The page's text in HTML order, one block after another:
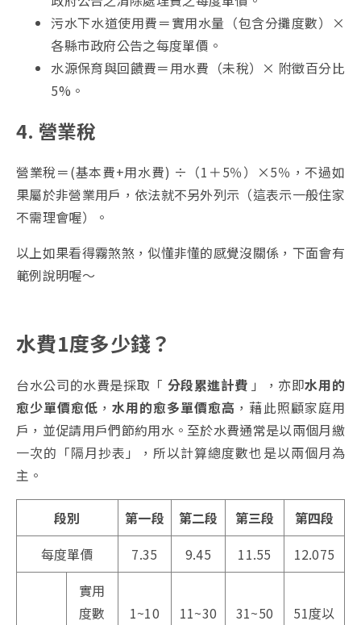
污水下水道使用費＝實用水量（包含分攤度數）×
各縣市政府公告之每度單價。
水源保育與回饋費＝用水費（未稅）× 附徵百分比
5%。
4. 營業稅
營業稅＝(基本費+用水費) ÷（1＋5％）×5％，不過如
果屬於非營業用戶，依法就不另外列示（這表示一般住家
不需理會喔）。
以上如果看得霧煞煞，似懂非懂的感覺沒關係，下面會有
範例說明喔～
水費1度多少錢？
台水公司的水費是採取「 分段累進計費 」，亦即水用的
愈少單價愈低 ，水用的愈多單價愈高 ，藉此照顧家庭用
戶，並促請用戶們節約用水。至於水費通常是以兩個月繳
一次的「隔月抄表」，所以計算總度數也是以兩個月為
主。
段別 第一段 第二段 第三段
第四段
每度單價
7.35 9.45 11.55 12.075
實用
度數
1~10
11~30
31~50
51度以